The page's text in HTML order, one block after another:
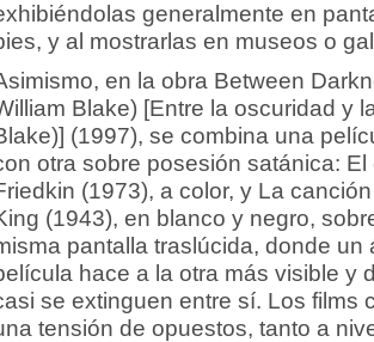
generalmente en
y al mostrarlas en museos o
en la obra Between
Blake) [Entre la oscuridad y
(1997), se combina una
otra sobre posesión satánica: El
(1973), a color, y La
(1943), en blanco y negro,
pantalla traslúcida, donde un
hace a la otra más visible y
se extinguen entre sí. Los films
tensión de opuestos, tanto a